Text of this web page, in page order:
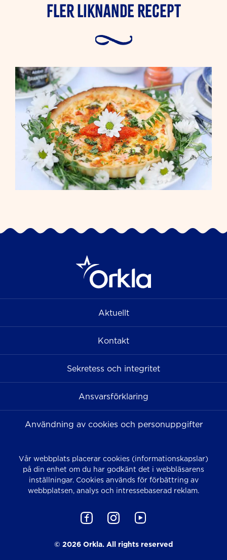
Fler liknande Recept
Aktuellt
Kontakt
Sekretess och integritet
Ansvarsförklaring
Användning av cookies och personuppgifter
Vår webbplats placerar cookies (informationskapslar)
på din enhet om du har godkänt det i webbläsarens
inställningar. Cookies används för förbättring av
webbplatsen, analys och intressebaserad reklam.
© 2026 Orkla. All rights reserved